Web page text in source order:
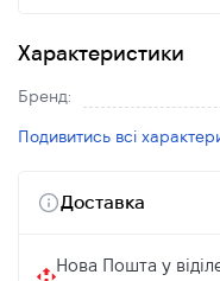
Характеристики
Бренд:
Подивитись всі
Доставка
Нова Пошта у